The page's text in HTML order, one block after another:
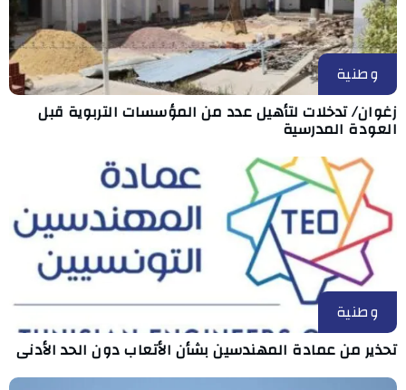
وطنية
زغوان/ تدخلات لتأهيل عدد من المؤسسات التربوية قبل
العودة المدرسية
وطنية
تحذير من عمادة المهندسين بشأن الأتعاب دون الحد الأدنى